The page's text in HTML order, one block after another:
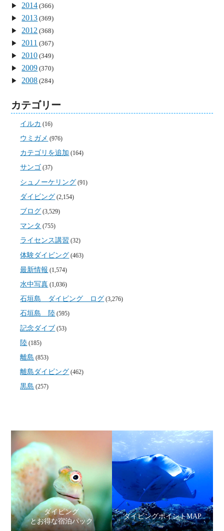
2014 (366)
2013 (369)
2012 (368)
2011 (367)
2010 (349)
2009 (370)
2008 (284)
カテゴリー
イルカ (16)
ウミガメ (976)
カテゴリを追加 (164)
サンゴ (37)
シュノーケリング (91)
ダイビング (2,154)
ブログ (3,529)
マンタ (755)
ライセンス講習 (32)
体験ダイビング (463)
最新情報 (1,574)
水中写真 (1,036)
石垣島 ダイビング ログ (3,276)
石垣島 陸 (595)
記念ダイブ (53)
陸 (185)
離島 (853)
離島ダイビング (462)
黒島 (257)
ダイビング
とお得な宿泊パック
ダイビングポイントMAP